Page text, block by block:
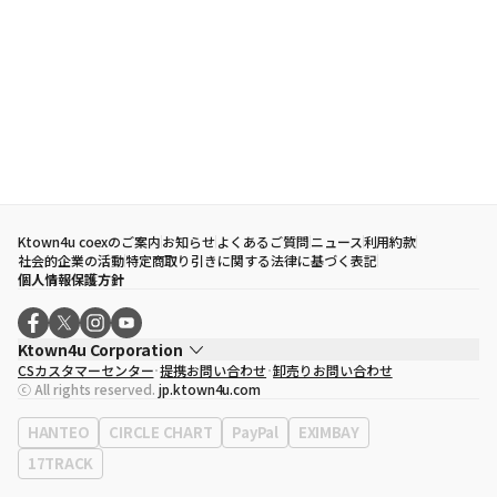
Ktown4u coexのご案内お知らせよくあるご質問ニュース利用約款
社会的企業の活動特定商取り引きに関する法律に基づく表記
個人情報保護方針
Ktown4u Corporation
代表取締役
ソン・ヒョミン
事業者登録番号120-87-71116
eContext
0120-23-7523
事務所住所
ソウル特別市江南区永東大路513、3階(三成洞、coex)
CSカスタマーセンター 提携お問い合わせ 卸売りお問い合わせ
ⓒ All rights reserved. jp.ktown4u.com
HANTEO CIRCLE CHART PayPal
EXIMBAY
17TRACK